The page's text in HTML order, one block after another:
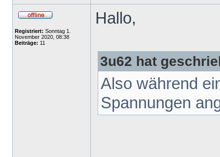
Registriert: Sonntag 1.
November 2020, 08:38
Beiträge: 11
Hallo,
3u62 hat
Also während
Spannungen